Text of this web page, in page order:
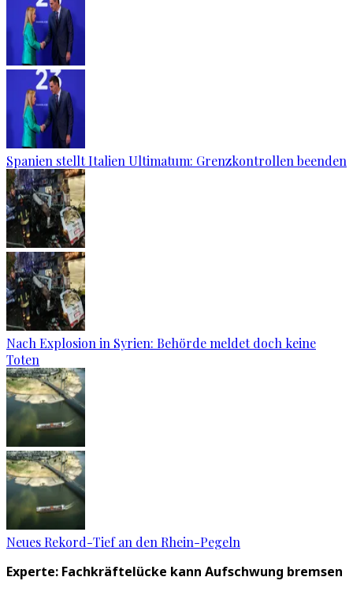
Spanien stellt Italien Ultimatum: Grenzkontrollen beenden
Nach Explosion in Syrien: Behörde meldet doch keine
Toten
Neues Rekord-Tief an den Rhein-Pegeln
Experte: Fachkräftelücke kann Aufschwung bremsen